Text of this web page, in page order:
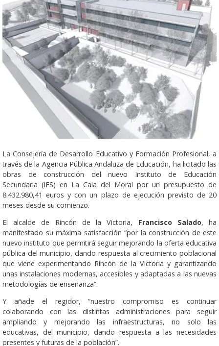
La Consejería de Desarrollo Educativo y Formación Profesional, a
través de la Agencia Pública Andaluza de Educación, ha licitado las
obras de construcción del nuevo Instituto de Educación
Secundaria (IES) en La Cala del Moral por un presupuesto de
8.432.980,41 euros y con un plazo de ejecución previsto de 20
meses desde su comienzo.
El alcalde de Rincón de la Victoria, Francisco Salado, ha
manifestado su máxima satisfacción “por la construcción de este
nuevo instituto que permitirá seguir mejorando la oferta educativa
pública del municipio, dando respuesta al crecimiento poblacional
que viene experimentando Rincón de la Victoria y garantizando
unas instalaciones modernas, accesibles y adaptadas a las nuevas
metodologías de enseñanza”.
Y añade el regidor, “nuestro compromiso es continuar
colaborando con las distintas administraciones para seguir
ampliando y mejorando las infraestructuras, no solo las
educativas, del municipio, dando respuesta a las necesidades
presentes y futuras de la población”.